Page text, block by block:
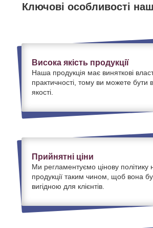
Ключові особливості
Висока якість продукції
Наша продукція має виняткові
практичності, тому ви можете бути
якості.
Прийнятні ціни
Ми регламентуємо цінову політику
продукції таким чином, щоб вона
вигідною для клієнтів.